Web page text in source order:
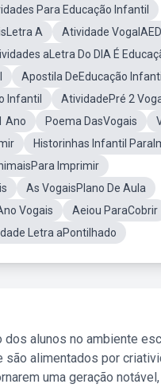
Para Educação Infantil
A
Atividade
aLetra Do DIA É
Apostila DeEducação Infantil
Infantil
AtividadePré 2
Ano Poema DasVogais
Historinhas Infantil
Imprimir
As VogaisPlano De Aula
Vogais
Aeiou ParaCobrir
Letra aPontilhado
alunos no ambiente
alimentados por
uma geração